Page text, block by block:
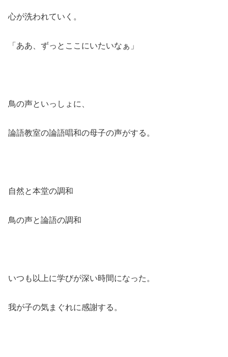
心が洗われていく。
「ああ、ずっとここにいたいなぁ」
鳥の声といっしょに、
論語教室の論語唱和の母子の声がする。
自然と本堂の調和
鳥の声と論語の調和
いつも以上に学びが深い時間になった。
我が子の気まぐれに感謝する。